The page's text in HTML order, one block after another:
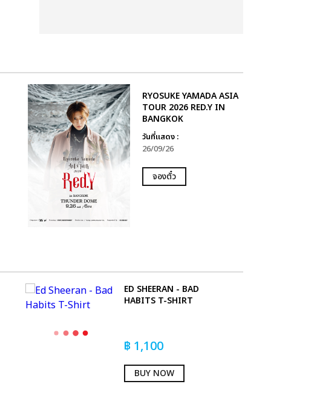
RYOSUKE YAMADA ASIA
TOUR 2026 RED.Y IN
BANGKOK
วันที่แสดง :
26/09/26
จองตั๋ว
ED SHEERAN - BAD
HABITS T-SHIRT
฿ 1,100
BUY NOW